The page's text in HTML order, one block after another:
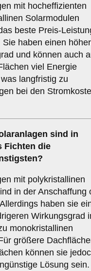
mit hocheffizienten
Solarmodulen
beste Preis-
Sie haben einen
und können auch
viel Energie
langfristig zu
bei den
sind in
Fichten die
mit polykristallinen
in der Anschaffung
haben sie
Wirkungsgrad
monokristallinen
größere
können sie
Lösung sein.